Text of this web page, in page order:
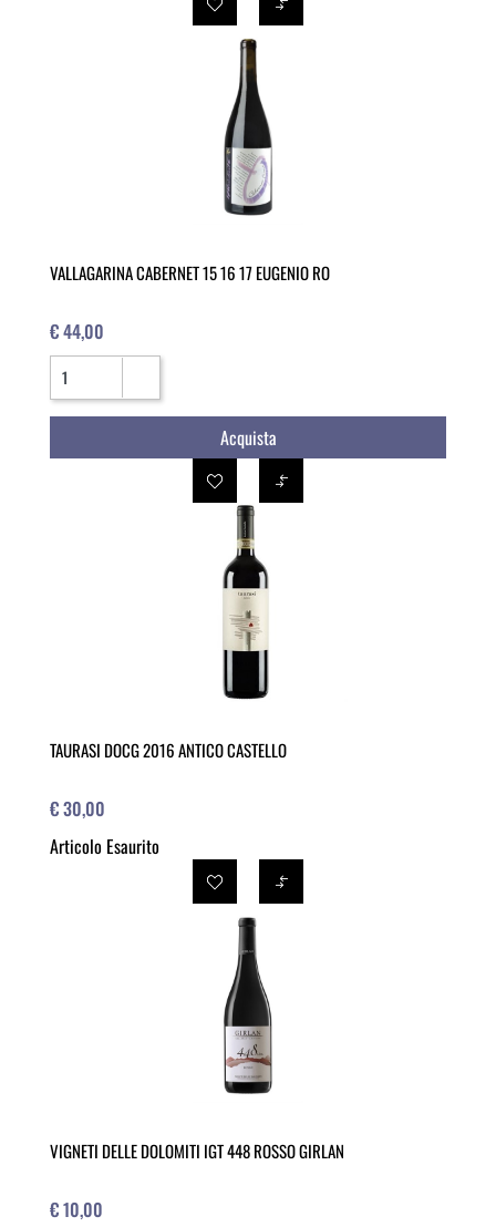
VALLAGARINA CABERNET 15 16 17 EUGENIO RO
€ 44,00
Quantità
Acquista
TAURASI DOCG 2016 ANTICO CASTELLO
€ 30,00
Articolo Esaurito
VIGNETI DELLE DOLOMITI IGT 448 ROSSO GIRLAN
€ 10,00